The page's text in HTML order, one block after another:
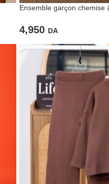
Ensemble garçon chemise
4,950 DA